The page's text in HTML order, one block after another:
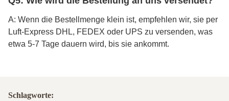
A: Wenn die Bestellmenge klein ist, empfehlen wir, sie per
Luft-Express DHL, FEDEX oder UPS zu versenden, was
etwa 5-7 Tage dauern wird, bis sie ankommt.
Schlagworte: